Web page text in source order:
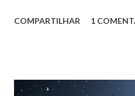
identidade espiritual,
Ao dizer que deixar o
COMPARTILHAR 1